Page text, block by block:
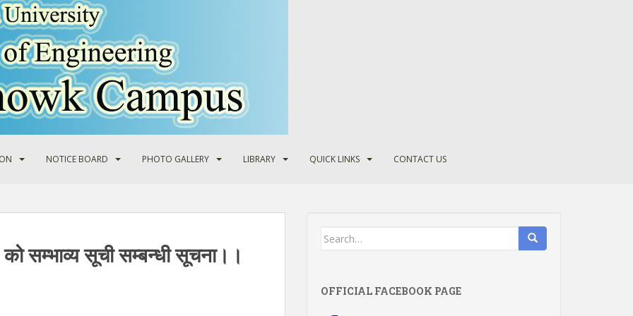
NOTICE BOARD PHOTO GALLERY LIBRARY QUICK LINKS CONTACT US
सम्भाव्य सूची सम्बन्धी सूचना।।
Search
OFFICIAL FACEBOOK PAGE